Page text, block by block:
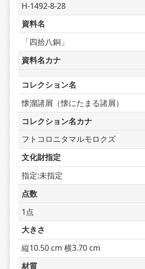
H-1492-8-28
資料名
「四拾八銅」
資料名カナ
コレクション名
懐溜諸屑（懐にたまる諸屑）
コレクション名カナ
フトコロニタマルモロクズ
文化財指定
指定:未指定
点数
1点
大きさ
縦10.50 cm 横3.70 cm
材質